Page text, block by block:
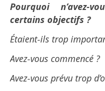
Pourquoi n’avez-
certains objectifs ?
Étaient-ils trop
Avez-vous commencé ?
Avez-vous prévu trop